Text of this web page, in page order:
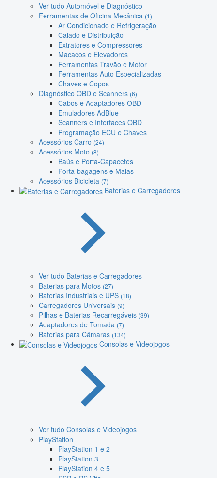
Ver tudo Automóvel e Diagnóstico
Ferramentas de Oficina Mecânica (1)
Ar Condicionado e Refrigeração
Calado e Distribuição
Extratores e Compressores
Macacos e Elevadores
Ferramentas Travão e Motor
Ferramentas Auto Especializadas
Chaves e Copos
Diagnóstico OBD e Scanners (6)
Cabos e Adaptadores OBD
Emuladores AdBlue
Scanners e Interfaces OBD
Programação ECU e Chaves
Acessórios Carro (24)
Acessórios Moto (8)
Baús e Porta-Capacetes
Porta-bagagens e Malas
Acessórios Bicicleta (7)
Baterias e Carregadores
Ver tudo Baterias e Carregadores
Baterias para Motos (27)
Baterias Industriais e UPS (18)
Carregadores Universais (9)
Pilhas e Baterias Recarregáveis (39)
Adaptadores de Tomada (7)
Baterias para Câmaras (134)
Consolas e Videojogos
Ver tudo Consolas e Videojogos
PlayStation
PlayStation 1 e 2
PlayStation 3
PlayStation 4 e 5